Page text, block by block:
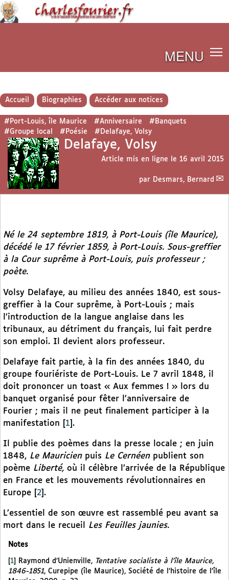
MENU
Accueil Biographies Accéder aux notices
#Port-Louis, île Maurice #Anniversaire
#Banquets
#Groupe local
#Poésie #Delafaye, Volsy
Delafaye, Volsy
Article mis en ligne le 16 avril 2015
par Desmars, Bernard
Né le 24 septembre 1819, à Port-Louis (île Maurice),
décédé le 17 février 1859, à Port-Louis. Sous-greffier
à la Cour suprême à Port-Louis, puis professeur ;
poète.
Volsy Delafaye, au milieu des années 1840, est sous-
greffier à la Cour suprême, à Port-Louis ; mais
l’introduction de la langue anglaise dans les
tribunaux, au détriment du français, lui fait perdre
son emploi. Il devient alors professeur.
Delafaye fait partie, à la fin des années 1840, du
groupe fouriériste de Port-Louis. Le 7 avril 1848, il
doit prononcer un toast « Aux femmes ! » lors du
banquet organisé pour fêter l’anniversaire de
Fourier ; mais il ne peut finalement participer à la
manifestation
1 .
Il publie des poèmes dans la presse locale ; en juin
1848, Le Mauricien puis Le Cernéen publient son
poème Liberté, où il célèbre l’arrivée de la République
en France et les mouvements révolutionnaires en
Europe
2 .
L’essentiel de son œuvre est rassemblé peu avant sa
mort dans le recueil Les Feuilles jaunies.
Notes
1 Raymond d’Unienville, Tentative socialiste à l’île Maurice,
1846-1851, Curepipe (île Maurice), Société de l’histoire de l’île